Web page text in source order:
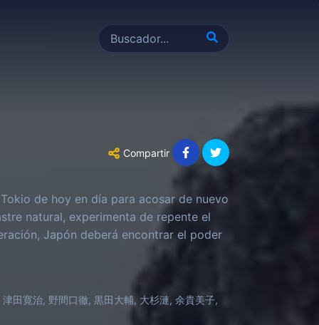
Compartir
de hoy en día para acosar de nuevo
natural, experimenta de repente el
Japón deberá encontrar el poder
田寛治, 野間口徹, 黒田大輔, 大杉漣, 余貴美子,